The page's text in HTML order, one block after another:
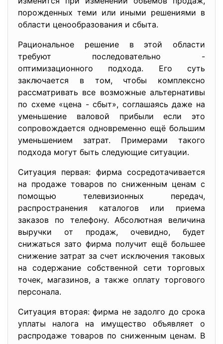
порожденных теми или иными решениями в
области ценообразования и сбыта.
Рациональное решение в этой области
требуют последовательно -
оптимизационного подхода. Его суть
заключается в том, чтобы комплексно
рассматривать все возможные альтернативы
по схеме «цена - сбыт», соглашаясь даже на
уменьшение валовой прибыли если это
сопровождается одновременно ещё большим
уменьшением затрат. Примерами такого
подхода могут быть следующие ситуации.
Ситуация первая: фирма сосредотачивается
на продаже товаров по сниженным ценам с
помощью телевизионных передач,
распространения каталогов или приема
заказов по телефону. Абсолютная величина
выручки от продаж, очевидно, будет
снижаться зато фирма получит ещё большее
снижение затрат за счет исключения таковых
на содержание собственной сети торговых
точек, магазинов, а также оплату торгового
персонала.
Ситуация вторая: фирма не задолго до срока
уплаты налога на имущество объявляет о
распродаже товаров по сниженным ценам. В